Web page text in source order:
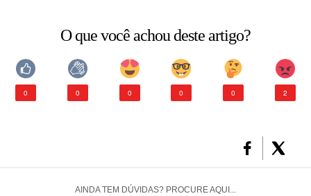
O que você achou deste artigo?
0 0 0 0 0 2
AINDA TEM DÚVIDAS? PROCURE AQUI...